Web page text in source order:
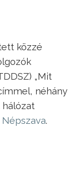
közzé
„Mit
néhány
hálózat
Népszava.